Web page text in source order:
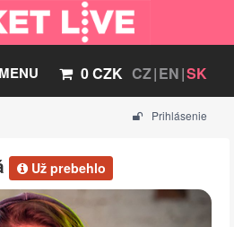
CZ EN SK
0 CZK
MENU
Prihlásenie
Už prebehlo